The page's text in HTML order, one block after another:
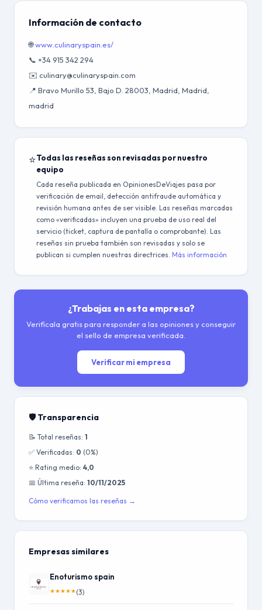
Información de contacto
🌐www.culinaryspain.es/
📞 +34 915 342 294
✉️ culinary@culinaryspain.com
📍 Bravo Murillo 53, Bajo D. 28003, Madrid, Madrid,
madrid
⭐Todas las reseñas son revisadas por nuestro
equipo
Cada reseña publicada en OpinionesDeViajes pasa por
verificación de email, detección antifraude automática y
revisión humana antes de ser visible. Las reseñas marcadas
como «verificadas» incluyen una prueba de uso real del
servicio (ticket, captura de pantalla o comprobante). Las
reseñas sin prueba también son revisadas y solo se
publican si cumplen nuestras directrices. Más información
¿Trabajas en esta empresa?
Verifícala gratis para responder a las opiniones y conseguir
el sello de empresa verificada.
Verificar mi empresa
🛡️ Transparencia
📝 Total reseñas: 1
✅ Verificadas: 0 (0%)
⭐ Rating medio: 4,0
📅 Última reseña: 10/11/2025
Cómo verificamos las reseñas →
Empresas similares
Enoturismo spain
★★★★★(3)